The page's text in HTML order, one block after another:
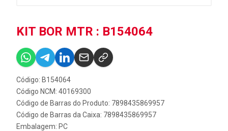
KIT BOR MTR : B154064
Código: B154064
Código NCM: 40169300
Código de Barras do Produto: 7898435869957
Código de Barras da Caixa: 7898435869957
Embalagem: PC